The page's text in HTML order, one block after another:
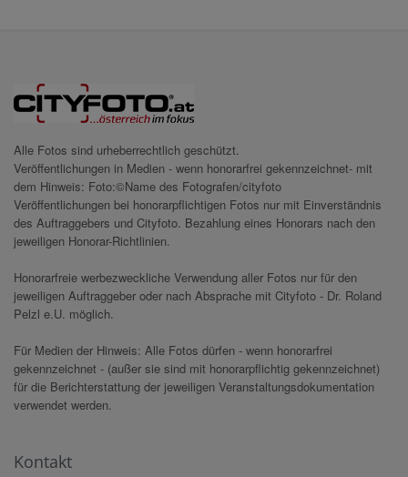
Alle Fotos sind urheberrechtlich geschützt.
Veröffentlichungen in Medien - wenn honorarfrei gekennzeichnet- mit
dem Hinweis: Foto:©Name des Fotografen/cityfoto
Veröffentlichungen bei honorarpflichtigen Fotos nur mit Einverständnis
des Auftraggebers und Cityfoto. Bezahlung eines Honorars nach den
jeweiligen Honorar-Richtlinien.
Honorarfreie werbezweckliche Verwendung aller Fotos nur für den
jeweiligen Auftraggeber oder nach Absprache mit Cityfoto - Dr. Roland
Pelzl e.U. möglich.
Für Medien der Hinweis: Alle Fotos dürfen - wenn honorarfrei
gekennzeichnet - (außer sie sind mit honorarpflichtig gekennzeichnet)
für die Berichterstattung der jeweiligen Veranstaltungsdokumentation
verwendet werden.
Kontakt